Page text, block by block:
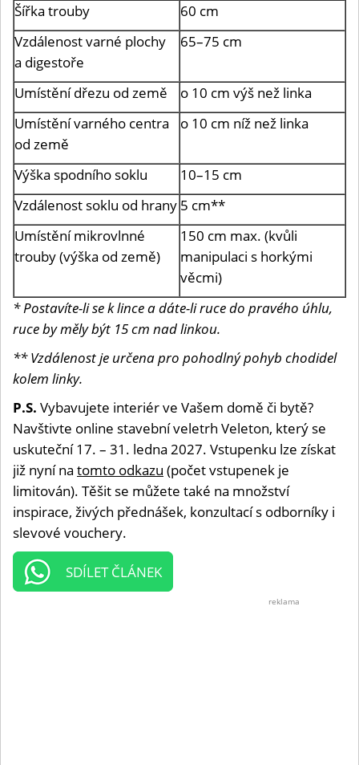
Šířka trouby
60 cm
Vzdálenost varné plochy
a digestoře
65–75 cm
Umístění dřezu od země
o 10 cm výš než linka
Umístění varného centra
od země
o 10 cm níž než linka
Výška spodního soklu
10–15 cm
Vzdálenost soklu od hrany 5 cm**
Umístění mikrovlnné
trouby (výška od země)
150 cm max. (kvůli
manipulaci s horkými
věcmi)
* Postavíte-li se k lince a dáte-li ruce do pravého úhlu,
ruce by měly být 15 cm nad linkou.
** Vzdálenost je určena pro pohodlný pohyb chodidel
kolem linky.
P.S. Vybavujete interiér ve Vašem domě či bytě?
Navštivte online stavební veletrh Veleton, který se
uskuteční 17. – 31. ledna 2027. Vstupenku lze získat
již nyní na tomto odkazu (počet vstupenek je
limitován). Těšit se můžete také na množství
inspirace, živých přednášek, konzultací s odborníky i
slevové vouchery.
SDÍLET ČLÁNEK
reklama